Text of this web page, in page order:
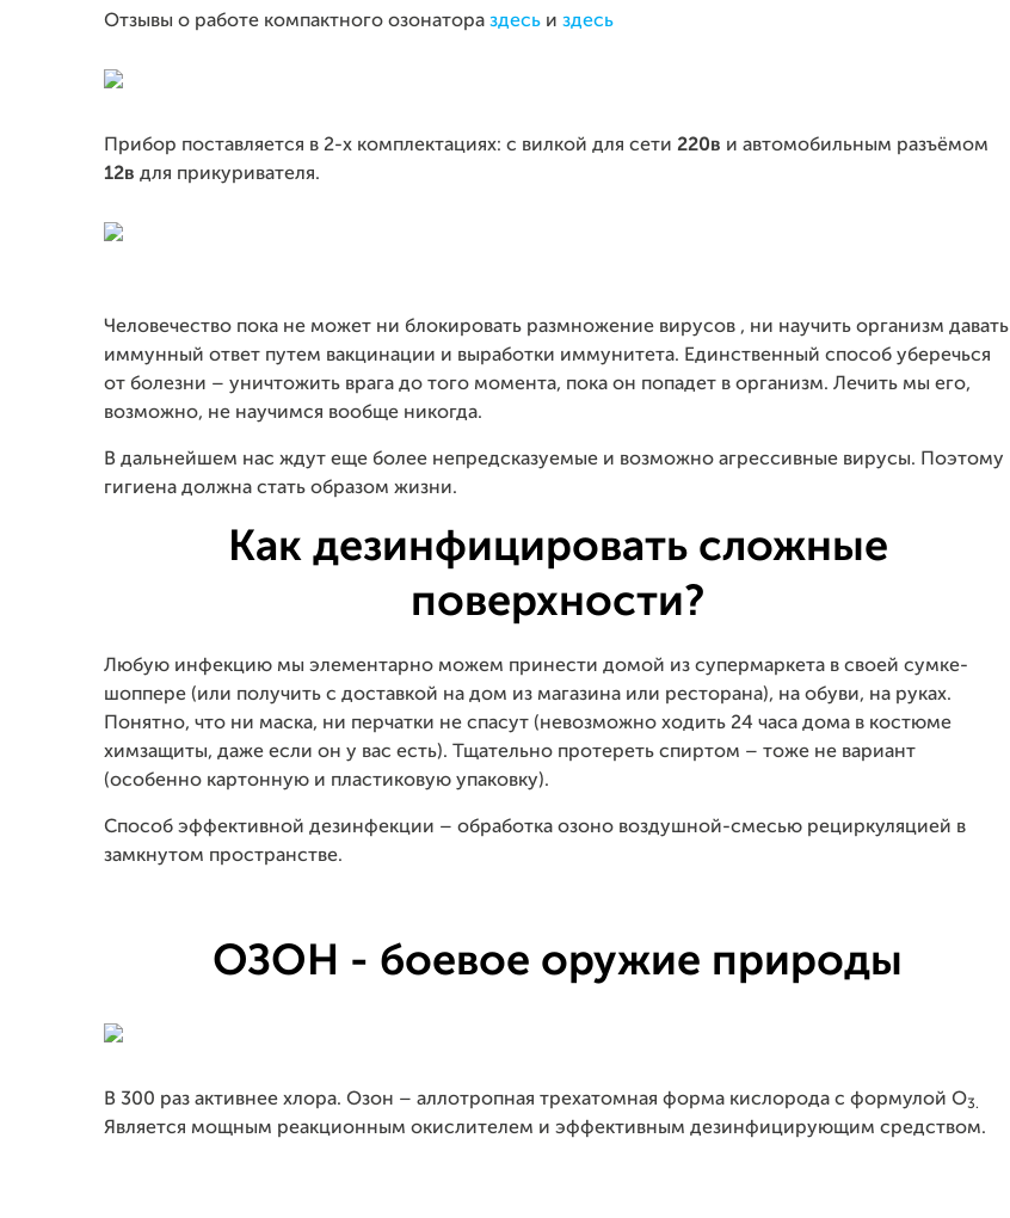
Отзывы о работе компактного озонатора здесь и здесь
Прибор поставляется в 2-х комплектациях: с вилкой для сети 220в и автомобильным разъёмом
12в для прикуривателя.
Человечество пока не может ни блокировать размножение вирусов , ни научить организм давать
иммунный ответ путем вакцинации и выработки иммунитета. Единственный способ уберечься
от болезни – уничтожить врага до того момента, пока он попадет в организм. Лечить мы его,
возможно, не научимся вообще никогда.
В дальнейшем нас ждут еще более непредсказуемые и возможно агрессивные вирусы. Поэтому
гигиена должна стать образом жизни.
Как дезинфицировать сложные
поверхности?
Любую инфекцию мы элементарно можем принести домой из супермаркета в своей сумке-
шоппере (или получить с доставкой на дом из магазина или ресторана), на обуви, на руках.
Понятно, что ни маска, ни перчатки не спасут (невозможно ходить 24 часа дома в костюме
химзащиты, даже если он у вас есть). Тщательно протереть спиртом – тоже не вариант
(особенно картонную и пластиковую упаковку).
Cпособ эффективной дезинфекции – обработка озоно воздушной-смесью рециркуляцией в
замкнутом пространстве.
ОЗОН - боевое оружие природы
В 300 раз активнее хлора. Озон – аллотропная трехатомная форма кислорода с формулой O3.
Является мощным реакционным окислителем и эффективным дезинфицирующим средством.